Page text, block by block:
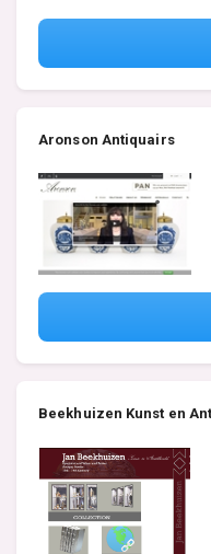
Aronson Antiquairs
Beekhuizen Kunst en